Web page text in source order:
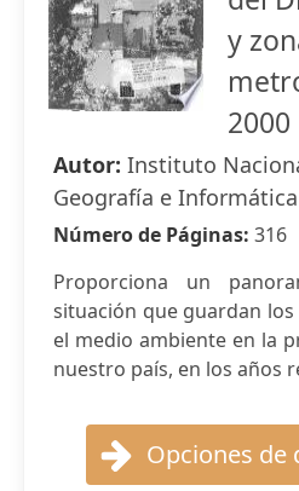
y
2000
Autor: Instituto
Geografía e
Número de Páginas: 316
Proporciona un
situación que guardan
el medio ambiente en la
nuestro país, en los años
Opciones de